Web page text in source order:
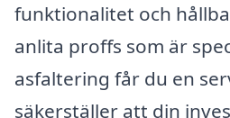
funktionalitet och
anlita proffs som är
asfaltering får du en
säkerställer att din